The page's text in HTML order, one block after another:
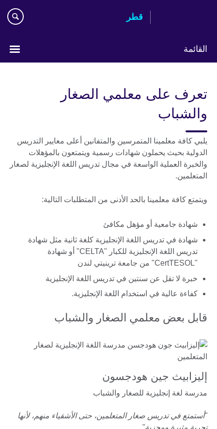
قطر
القائمة
تعرف على معلمي الصغار
والشباب
يلبي كافة معلمينا المتمرسين والمتفانين أعلى معايير التدريس
الدولية بحيث يحملون شهادات رسمية ويتمتعون بالمؤهلات
والخبرة العملية الواسعة في مجال تدريس اللغة الإنجليزية لصغار
المتعلمين.
ويتمتع كافة معلمينا بالحد الأدنى من المتطلبات التالية:
شهادة جامعية أو مؤهل مكافئ
شهادة في تدريس اللغة الإنجليزية كلغة ثانية مثل شهادة
تدريس اللغة الإنجليزية للكبار "CELTA" أو شهادة
"CertTESOL" من جامعة ترينيتي لندن
خبرة لا تقل عن سنتين في تدريس اللغة الإنجليزية
كفاءة عالية في استخدام اللغة الإنجليزية.
قابل بعض معلمي الصغار والشباب
إليزابيث جين هودجسون
مدرسة لغة إنجليزية للصغار والشباب
"أستمتع في تدريس صغار المتعلمين، حتى الأشقياء منهم، لأنها
تجربة مثيرة ومجزية"